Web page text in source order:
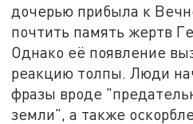
дочерью прибыла к
почтить память жертв
Однако её появление
реакцию толпы. Люди
фразы вроде
земли", а также